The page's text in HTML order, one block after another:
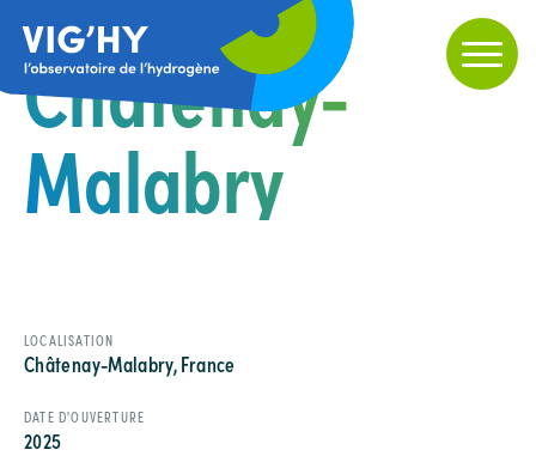
Châtenay-
Malabry
LOCALISATION
Châtenay-Malabry, France
DATE D'OUVERTURE
2025